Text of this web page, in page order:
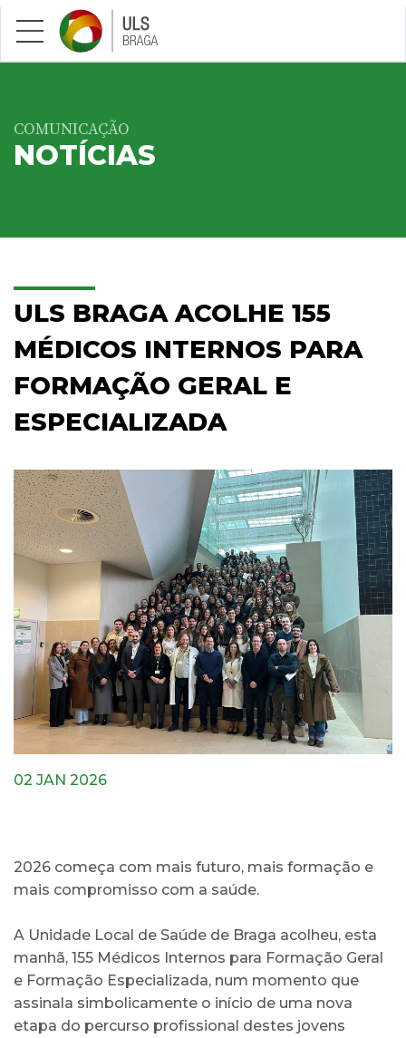
Saltar para conteúdo principal
COMUNICAÇÃO
NOTÍCIAS
ULS BRAGA ACOLHE 155
MÉDICOS INTERNOS PARA
FORMAÇÃO GERAL E
ESPECIALIZADA
02 JAN 2026
2026 começa com mais futuro, mais formação e
mais compromisso com a saúde.
A Unidade Local de Saúde de Braga acolheu, esta
manhã, 155 Médicos Internos para Formação Geral
e Formação Especializada, num momento que
assinala simbolicamente o início de uma nova
etapa do percurso profissional destes jovens